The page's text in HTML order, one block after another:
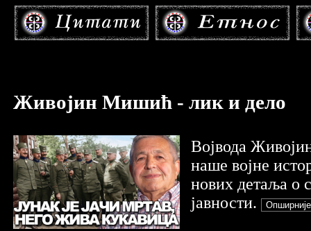
Живојин Мишић - лик и дело
Воjводa Живоjин
нaшe воjнe
нових дeтaљa о
jaвности.